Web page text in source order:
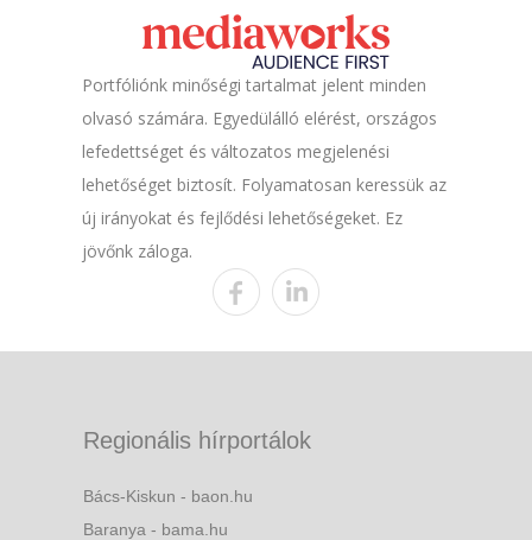
Portfóliónk minőségi tartalmat jelent minden
olvasó számára. Egyedülálló elérést, országos
lefedettséget és változatos megjelenési
lehetőséget biztosít. Folyamatosan keressük az
új irányokat és fejlődési lehetőségeket. Ez
jövőnk záloga.
Regionális hírportálok
Bács-Kiskun - baon.hu
Baranya - bama.hu